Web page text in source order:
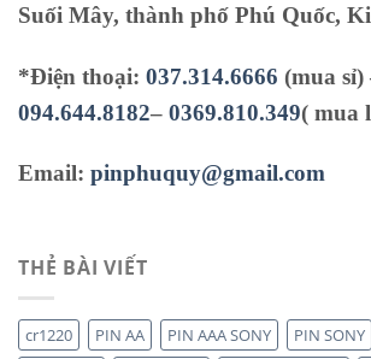
Suối Mây, thành phố Phú Quốc,
*Điện thoại: 037.314.6666 (mua sỉ)
094.644.8182– 0369.810.349( mua
Email: pinphuquy@gmail.com
THẺ BÀI VIẾT
cr1220 PIN AA PIN AAA SONY PIN SONY